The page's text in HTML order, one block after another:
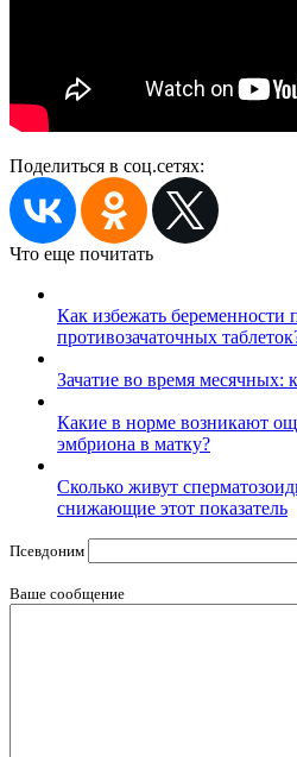
Поделиться в соц.сетях:
Что еще почитать
Как избежать беременности
противозачаточных
Зачатие во время месячных:
Какие в норме возникают
эмбриона в матку?
Сколько живут
снижающие этот показатель
Псевдоним
Ваше сообщение